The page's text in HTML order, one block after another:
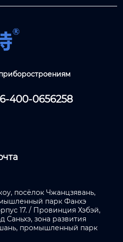
400-0656258
посёлок Чжанцзявань,
парк Фанхэ
17. / Провинция Хэбэй,
Саньхэ, зона развития
промышленный парк